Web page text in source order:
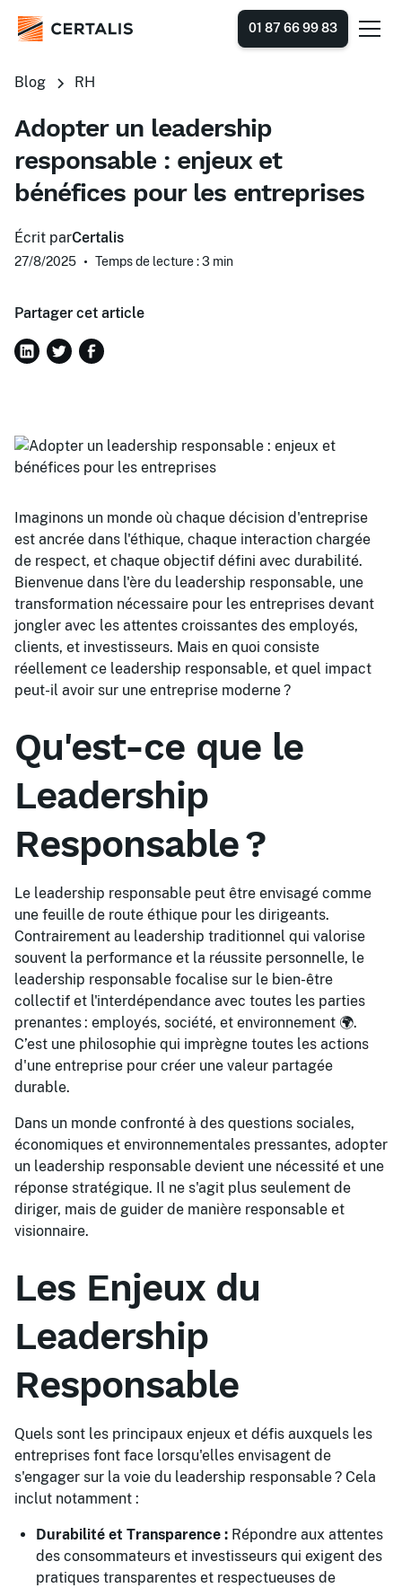
01 87 66 99 83
Blog RH
Adopter un leadership
responsable : enjeux et
bénéfices pour les entreprises
Écrit parCertalis
27/8/2025 • Temps de lecture : 3 min
Partager cet article
Imaginons un monde où chaque décision d'entreprise
est ancrée dans l'éthique, chaque interaction chargée
de respect, et chaque objectif défini avec durabilité.
Bienvenue dans l'ère du leadership responsable, une
transformation nécessaire pour les entreprises devant
jongler avec les attentes croissantes des employés,
clients, et investisseurs. Mais en quoi consiste
réellement ce leadership responsable, et quel impact
peut-il avoir sur une entreprise moderne ?
Qu'est-ce que le
Leadership
Responsable ?
Le leadership responsable peut être envisagé comme
une feuille de route éthique pour les dirigeants.
Contrairement au leadership traditionnel qui valorise
souvent la performance et la réussite personnelle, le
leadership responsable focalise sur le bien-être
collectif et l'interdépendance avec toutes les parties
prenantes : employés, société, et environnement 🌍.
C’est une philosophie qui imprègne toutes les actions
d'une entreprise pour créer une valeur partagée
durable.
Dans un monde confronté à des questions sociales,
économiques et environnementales pressantes, adopter
un leadership responsable devient une nécessité et une
réponse stratégique. Il ne s'agit plus seulement de
diriger, mais de guider de manière responsable et
visionnaire.
Les Enjeux du
Leadership
Responsable
Quels sont les principaux enjeux et défis auxquels les
entreprises font face lorsqu'elles envisagent de
s'engager sur la voie du leadership responsable ? Cela
inclut notamment :
Durabilité et Transparence : Répondre aux attentes
des consommateurs et investisseurs qui exigent des
pratiques transparentes et respectueuses de